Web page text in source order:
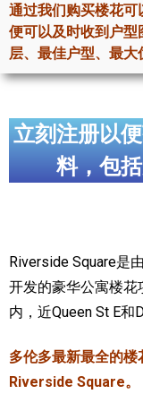
旺市楼花项目
万锦楼花项目
新移民指南
留学生指南
加拿大房地产网站
大多伦多教育网站
加拿大银行贷款机构
通过我们购买楼花可
便可以及时收到户
层、最佳户型、最大
立刻注册以
料，包
Riverside Square是
开发的豪华公寓楼花
内，近Queen St E和
多伦多最新最全的
Riverside Square。